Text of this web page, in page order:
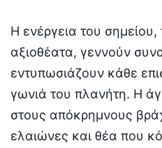
Η ενέργεια του
αξιοθέατα, γεννούν
εντυπωσιάζουν κάθε
γωνιά του πλανήτη. Η
στους απόκρημνους
ελαιώνες και θέα που